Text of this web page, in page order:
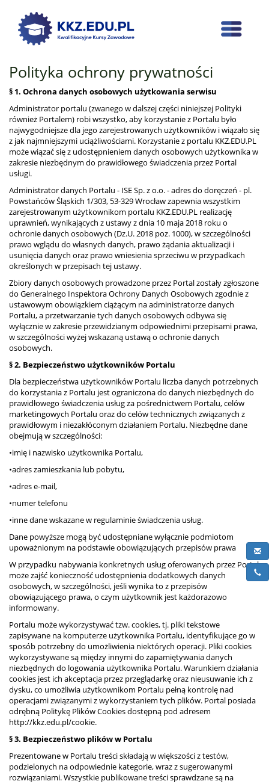
Polityka ochrony prywatności
§ 1. Ochrona danych osobowych użytkowania serwisu
Administrator portalu (zwanego w dalszej części niniejszej Polityki
również Portalem) robi wszystko, aby korzystanie z Portalu było
najwygodniejsze dla jego zarejestrowanych użytkowników i wiązało się
z jak najmniejszymi uciążliwościami. Korzystanie z portalu KKZ.EDU.PL
może wiązać się z udostępnieniem danych osobowych użytkownika w
zakresie niezbędnym do prawidłowego świadczenia przez Portal
usługi.
Administrator danych Portalu - ISE Sp. z o.o. - adres do doręczeń - pl.
Powstańców Śląskich 1/303, 53-329 Wrocław zapewnia wszystkim
zarejestrowanym użytkownikom portalu KKZ.EDU.PL realizację
uprawnień, wynikających z ustawy z dnia 10 maja 2018 roku o
ochronie danych osobowych (Dz.U. 2018 poz. 1000), w szczególności
prawo wglądu do własnych danych, prawo żądania aktualizacji i
usunięcia danych oraz prawo wniesienia sprzeciwu w przypadkach
określonych w przepisach tej ustawy.
Zbiory danych osobowych prowadzone przez Portal zostały zgłoszone
do Generalnego Inspektora Ochrony Danych Osobowych zgodnie z
ustawowym obowiązkiem ciążącym na administratorze danych
Portalu, a przetwarzanie tych danych osobowych odbywa się
wyłącznie w zakresie przewidzianym odpowiednimi przepisami prawa,
w szczególności wyżej wskazaną ustawą o ochronie danych
osobowych.
§ 2. Bezpieczeństwo użytkowników Portalu
Dla bezpieczeństwa użytkowników Portalu liczba danych potrzebnych
do korzystania z Portalu jest ograniczona do danych niezbędnych do
prawidłowego świadczenia usług za pośrednictwem Portalu, celów
marketingowych Portalu oraz do celów technicznych związanych z
prawidłowym i niezakłóconym działaniem Portalu. Niezbędne dane
obejmują w szczególności:
•imię i nazwisko użytkownika Portalu,
•adres zamieszkania lub pobytu,
•adres e-mail,
•numer telefonu
•inne dane wskazane w regulaminie świadczenia usług.
Dane powyższe mogą być udostępniane wyłącznie podmiotom
upoważnionym na podstawie obowiązujących przepisów prawa
W przypadku nabywania konkretnych usług oferowanych przez Portal
może zajść konieczność udostępnienia dodatkowych danych
osobowych, w szczególności, jeśli wynika to z przepisów
obowiązującego prawa, o czym użytkownik jest każdorazowo
informowany.
Portalu może wykorzystywać tzw. cookies, tj. pliki tekstowe
zapisywane na komputerze użytkownika Portalu, identyfikujące go w
sposób potrzebny do umożliwienia niektórych operacji. Pliki cookies
wykorzystywane są między innymi do zapamiętywania danych
niezbędnych do logowania użytkownika Portalu. Warunkiem działania
cookies jest ich akceptacja przez przeglądarkę oraz nieusuwanie ich z
dysku, co umożliwia użytkownikom Portalu pełną kontrolę nad
operacjami związanymi z wykorzystaniem tych plików. Portal posiada
odrębną Politykę Plików Cookies dostępną pod adresem
http://kkz.edu.pl/cookie.
§ 3. Bezpieczeństwo plików w Portalu
Prezentowane w Portalu treści składają w większości z testów,
podzielonych na odpowiednie kategorie, wraz z sugerowanymi
rozwiązaniami. Wszystkie publikowane treści sprawdzane są na